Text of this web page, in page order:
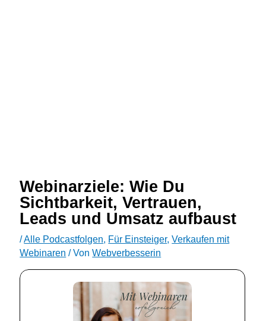
Webinarziele: Wie Du
Sichtbarkeit, Vertrauen,
Leads und Umsatz aufbaust
/Alle Podcastfolgen, Für Einsteiger,Verkaufen mit
Webinaren / VonWebverbesserin